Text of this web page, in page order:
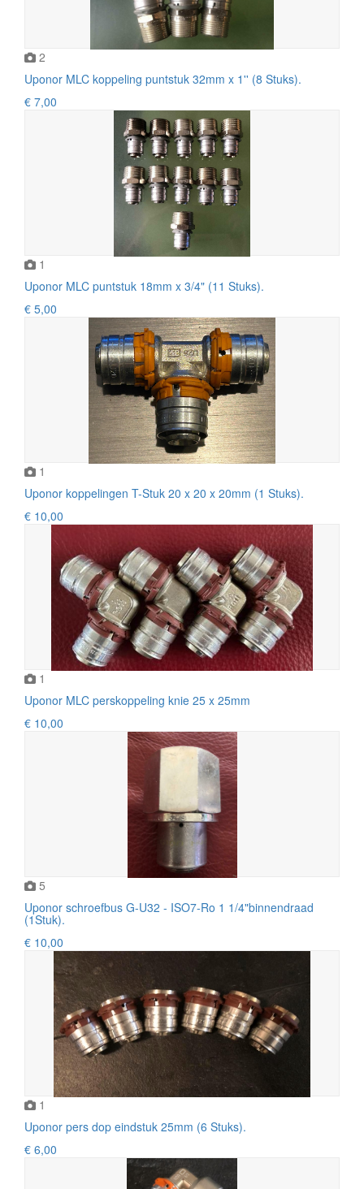
2
Uponor MLC koppeling puntstuk 32mm x 1'' (8 Stuks).
€ 7,00
1
Uponor MLC puntstuk 18mm x 3/4" (11 Stuks).
€ 5,00
1
Uponor koppelingen T-Stuk 20 x 20 x 20mm (1 Stuks).
€ 10,00
1
Uponor MLC perskoppeling knie 25 x 25mm
€ 10,00
5
Uponor schroefbus G-U32 - ISO7-Ro 1 1/4"binnendraad
(1Stuk).
€ 10,00
1
Uponor pers dop eindstuk 25mm (6 Stuks).
€ 6,00